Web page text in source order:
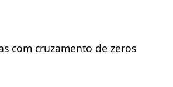
com cruzamento de zeros